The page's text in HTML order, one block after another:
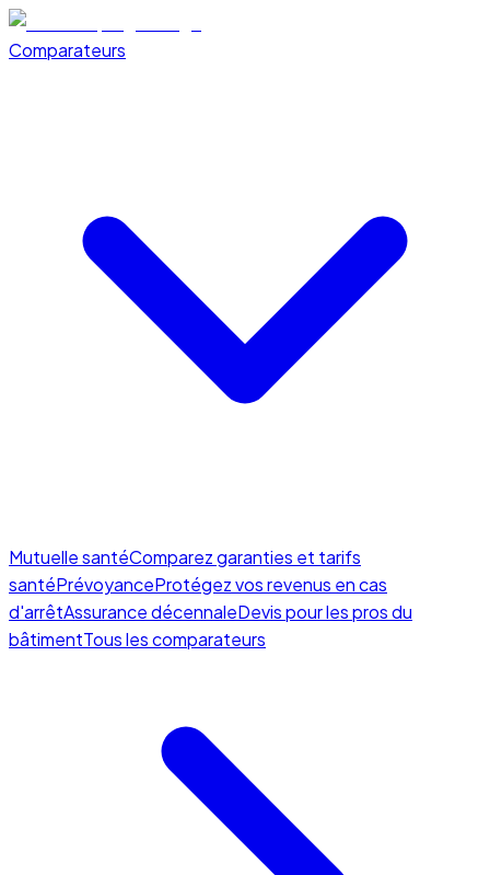
Comparateurs
Mutuelle santéComparez garanties et tarifs
santéPrévoyanceProtégez vos revenus en cas
d'arrêtAssurance décennaleDevis pour les pros du
bâtimentTous les comparateurs